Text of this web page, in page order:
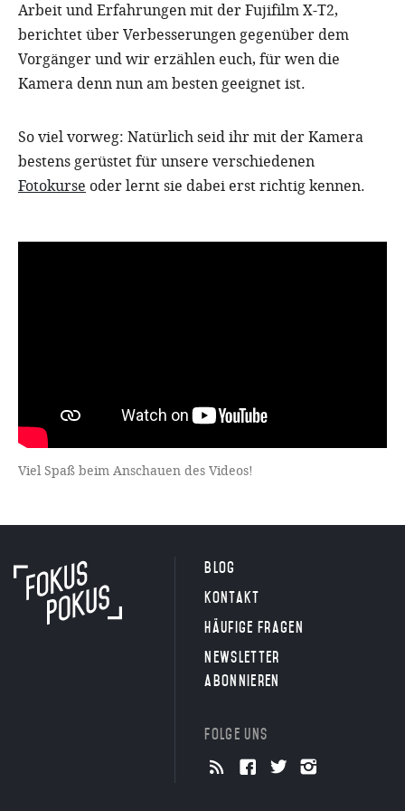
Arbeit und Erfahrungen mit der Fujifilm X-T2,
berichtet über Verbesserungen gegenüber dem
Vorgänger und wir erzählen euch, für wen die
Kamera denn nun am besten geeignet ist.
So viel vorweg: Natürlich seid ihr mit der Kamera
bestens gerüstet für unsere verschiedenen
Fotokurse oder lernt sie dabei erst richtig kennen.
Viel Spaß beim Anschauen des Videos!
Blog
Kontakt
Häufige Fragen
Newsletter
abonnieren
Folge uns